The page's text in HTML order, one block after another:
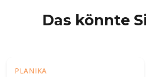
Das könnte
PLANIKA